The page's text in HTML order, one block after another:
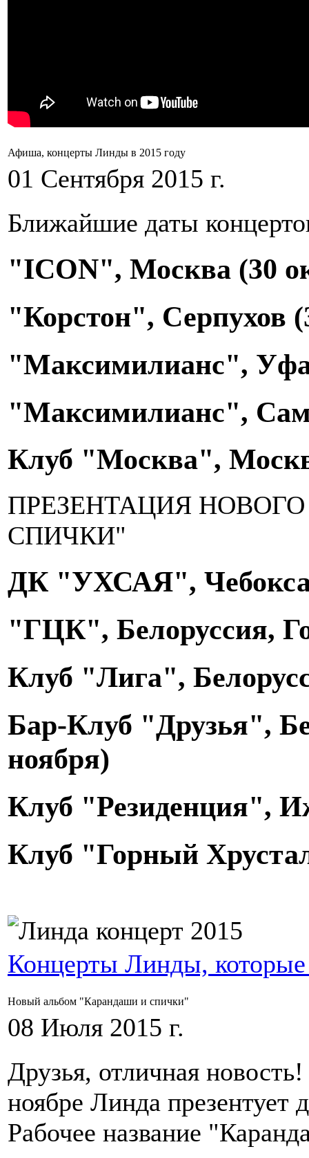
Афиша, концерты Линды в 2015 году
01 Сентября 2015 г.
Ближайшие даты
"ICON", Москва (30
"Корстон", Серпухов
"Максимилианс", Уфа
"Максимилианс",
Клуб "Москва",
ПРЕЗЕНТАЦИЯ
СПИЧКИ"
ДК "УХСАЯ",
"ГЦК", Белоруссия,
Клуб "Лига",
Бар-Клуб "Друзья",
ноября)
Клуб "Резиденция",
Клуб "Горный
Концерты Линды,
Новый альбом "Карандаши и спички"
08 Июля 2015 г.
Друзья, отличная
ноябре Линда
Рабочее название